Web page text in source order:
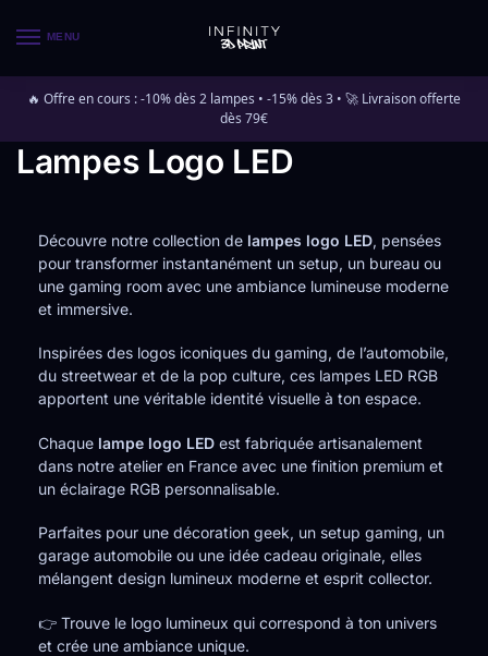
MENU
🔥 Offre en cours : -10% dès 2 lampes • -15% dès 3 • 🚀 Livraison offerte
dès 79€
Lampes Logo LED
Découvre notre collection de lampes logo LED, pensées
pour transformer instantanément un setup, un bureau ou
une gaming room avec une ambiance lumineuse moderne
et immersive.
Inspirées des logos iconiques du gaming, de l’automobile,
du streetwear et de la pop culture, ces lampes LED RGB
apportent une véritable identité visuelle à ton espace.
Chaque lampe logo LED est fabriquée artisanalement
dans notre atelier en France avec une finition premium et
un éclairage RGB personnalisable.
Parfaites pour une décoration geek, un setup gaming, un
garage automobile ou une idée cadeau originale, elles
mélangent design lumineux moderne et esprit collector.
👉 Trouve le logo lumineux qui correspond à ton univers
et crée une ambiance unique.